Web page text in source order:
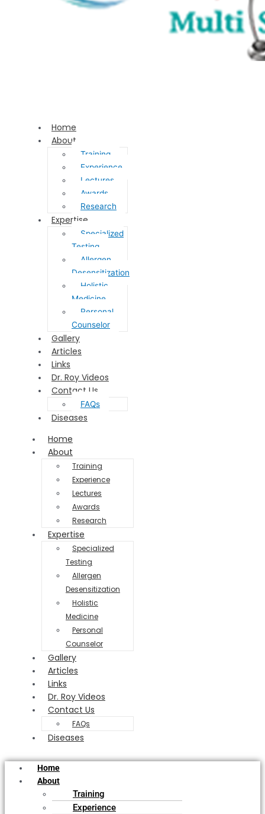
Home
About
Training
Experience
Lectures
Awards
Research
Expertise
Specialized
Testing
Allergen
Desensitization
Holistic
Medicine
Personal
Counselor
Gallery
Articles
Links
Dr. Roy Videos
Contact Us
FAQs
Diseases
Home
About
Training
Experience
Lectures
Awards
Research
Expertise
Specialized
Testing
Allergen
Desensitization
Holistic
Medicine
Personal
Counselor
Gallery
Articles
Links
Dr. Roy Videos
Contact Us
FAQs
Diseases
Home
About
Training
Experience